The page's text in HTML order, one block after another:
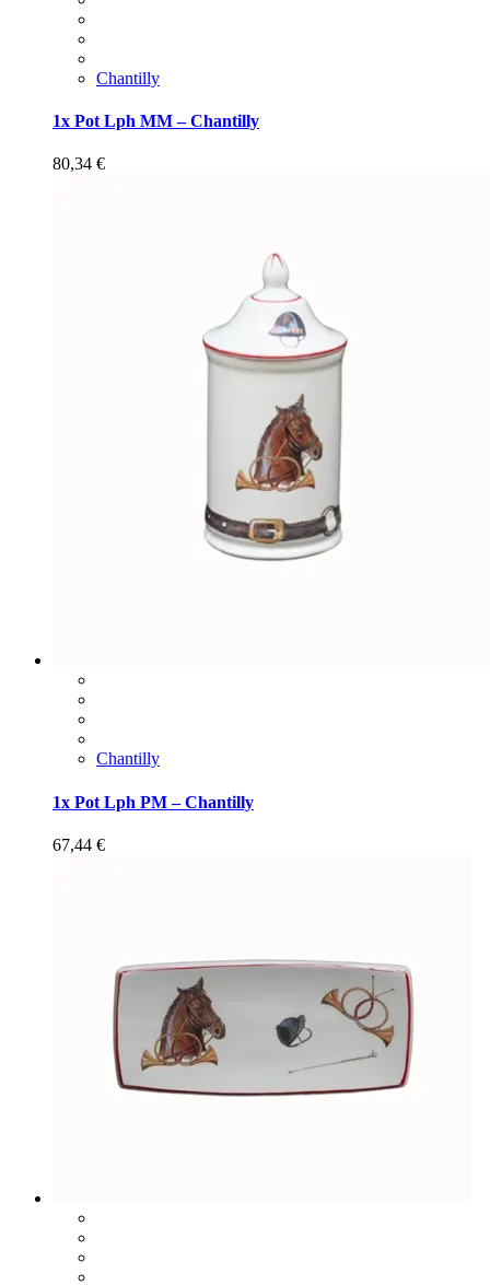
Chantilly
1x Pot Lph MM – Chantilly
80,34 €
Chantilly
1x Pot Lph PM – Chantilly
67,44 €